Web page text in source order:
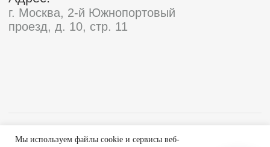
Мы используем файлы cookie и сервисы веб-